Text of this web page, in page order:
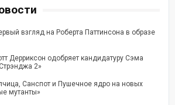
взгляд на Роберта Паттинсона в образе
Дерриксон одобряет кандидатуру Сэма
2»
Санспот и Пушечное ядро на новых
мутанты»